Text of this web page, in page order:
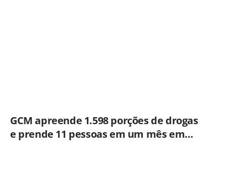
GCM apreende 1.598 porções de drogas
e prende 11 pessoas em um mês em